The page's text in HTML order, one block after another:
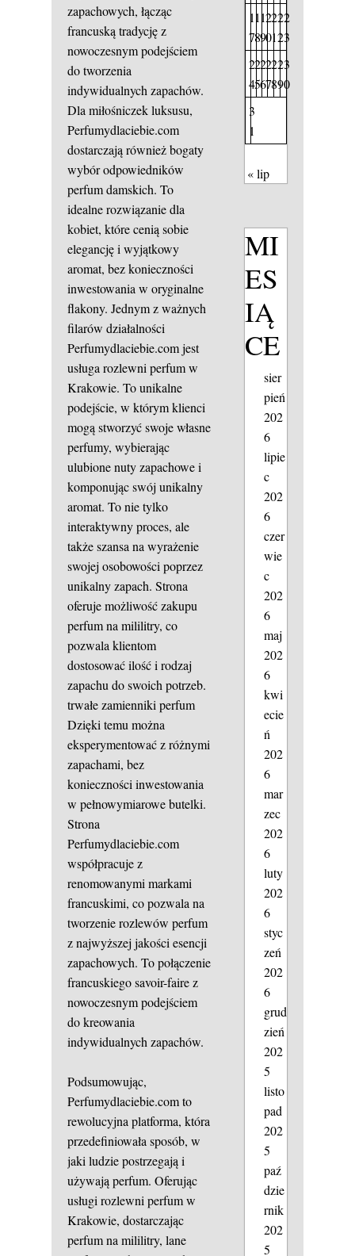
zapachowych, łącząc
francuską tradycję z
nowoczesnym podejściem
do tworzenia
indywidualnych zapachów.
Dla miłośniczek luksusu,
Perfumydlaciebie.com
dostarczają również bogaty
wybór odpowiedników
perfum damskich. To
idealne rozwiązanie dla
kobiet, które cenią sobie
elegancję i wyjątkowy
aromat, bez konieczności
inwestowania w oryginalne
flakony. Jednym z ważnych
filarów działalności
Perfumydlaciebie.com jest
usługa rozlewni perfum w
Krakowie. To unikalne
podejście, w którym klienci
mogą stworzyć swoje własne
perfumy, wybierając
ulubione nuty zapachowe i
komponując swój unikalny
aromat. To nie tylko
interaktywny proces, ale
także szansa na wyrażenie
swojej osobowości poprzez
unikalny zapach. Strona
oferuje możliwość zakupu
perfum na mililitry, co
pozwala klientom
dostosować ilość i rodzaj
zapachu do swoich potrzeb.
trwałe zamienniki perfum
Dzięki temu można
eksperymentować z różnymi
zapachami, bez
konieczności inwestowania
w pełnowymiarowe butelki.
Strona
Perfumydlaciebie.com
współpracuje z
renomowanymi markami
francuskimi, co pozwala na
tworzenie rozlewów perfum
z najwyższej jakości esencji
zapachowych. To połączenie
francuskiego savoir-faire z
nowoczesnym podejściem
do kreowania
indywidualnych zapachów.
Podsumowując,
Perfumydlaciebie.com to
rewolucyjna platforma, która
przedefiniowała sposób, w
jaki ludzie postrzegają i
używają perfum. Oferując
usługi rozlewni perfum w
Krakowie, dostarczając
perfum na mililitry, lane
1
7
1
8
1
9
2
0
2
1
2
2
2
3
2
4
2
5
2
6
2
7
2
8
2
9
3
0
3
1
« lip
MI
ES
IĄ
CE
sier
pień
202
6
lipie
c
202
6
czer
wie
c
202
6
maj
202
6
kwi
ecie
ń
202
6
mar
zec
202
6
luty
202
6
styc
zeń
202
6
grud
zień
202
5
listo
pad
202
5
paź
dzie
rnik
202
5